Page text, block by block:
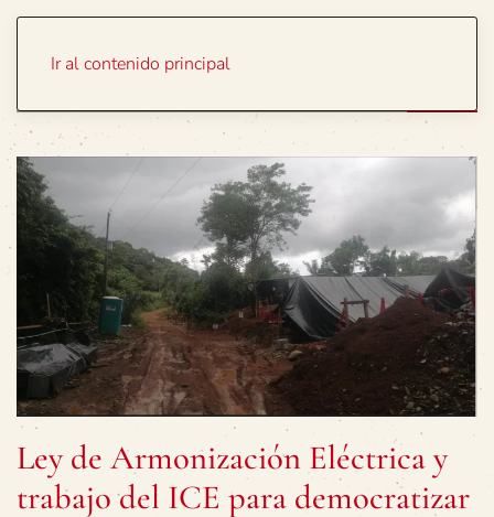
Ir al contenido principal
Ley de Armonización Eléctrica y
trabajo del ICE para democratizar